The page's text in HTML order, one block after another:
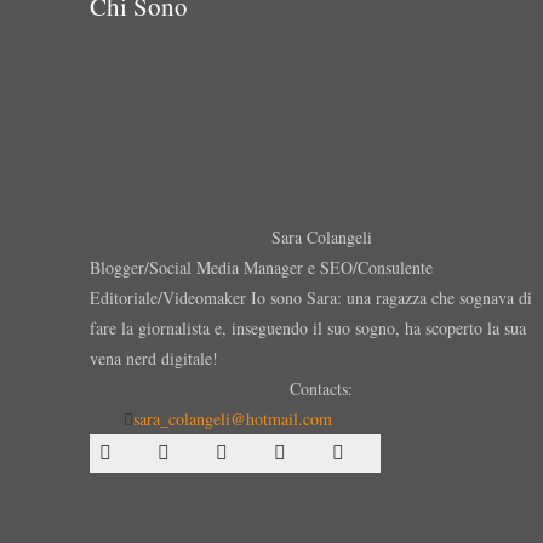
Sara Colangeli
Blogger/Social Media Manager e SEO/Consulente
Editoriale/Videomaker Io sono Sara: una ragazza che sognava di
fare la giornalista e, inseguendo il suo sogno, ha scoperto la sua
vena nerd digitale!
Contacts:
sara_colangeli@hotmail.com